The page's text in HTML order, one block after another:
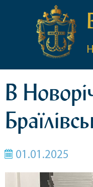
В
01.01.2025